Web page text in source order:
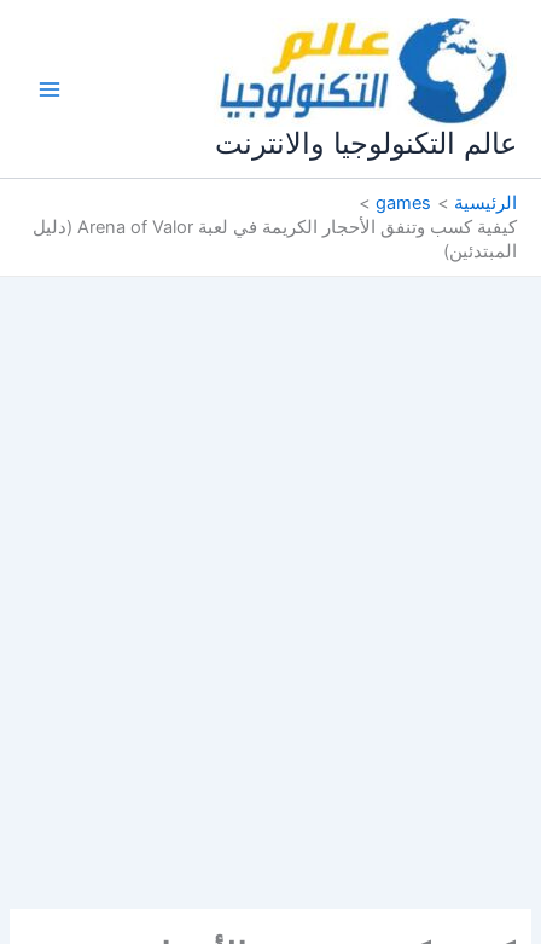
المحتوى
عالم التكنولوجيا والانترنت
الرئيسية
games
كيفية كسب وتنفق الأحجار الكريمة في لعبة Arena of Valor (دليل
المبتدئين)